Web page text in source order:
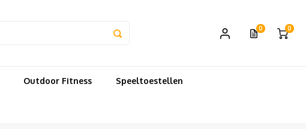
0 0
Outdoor Fitness Speeltoestellen